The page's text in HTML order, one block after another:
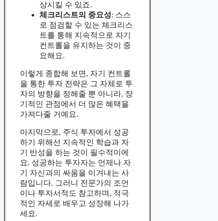
상시킬 수 있죠.
체크리스트의 중요성: 스스
로 점검할 수 있는 체크리스
트를 통해 지속적으로 자기
컨트롤을 유지하는 것이 중
요해요.
이렇게 종합해 보면, 자기 컨트롤
을 통한 투자 전략은 그 자체로 투
자의 방향을 정해줄 뿐 아니라, 장
기적인 관점에서 더 많은 혜택을
가져다줄 거예요.
마지막으로, 주식 투자에서 성공
하기 위해선 지속적인 학습과 자
기 반성을 하는 것이 필수적이에
요. 성공하는 투자자는 언제나 자
기 자신과의 싸움을 이겨내는 사
람입니다. 그러니 전문가의 조언
이나 투자서적도 참고하며, 적극
적인 자세로 배우고 성장해 나가
세요.